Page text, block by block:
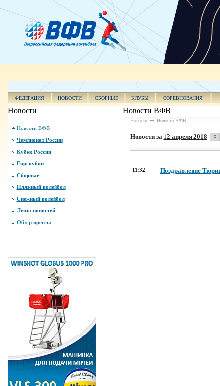
ФЕДЕРАЦИЯ НОВОСТИ СБОРНЫЕ КЛУБЫ СОРЕВНОВАНИЯ
Новости
Новости ВФВ
Чемпионат России
Кубок России
Еврокубки
Сборные
Пляжный волейбол
Снежный волейбол
Лента новостей
Обзор прессы
Новости ВФВ
Новости Новости ВФВ
Новости за 12 апреля 2018
11:32 Поздравление